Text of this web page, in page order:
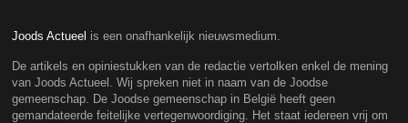
Joods Actueel is een onafhankelijk nieuwsmedium.
De artikels en opiniestukken van de redactie vertolken enkel de mening
van Joods Actueel. Wij spreken niet in naam van de Joodse
gemeenschap. De Joodse gemeenschap in België heeft geen
gemandateerde feitelijke vertegenwoordiging. Het staat iedereen vrij om